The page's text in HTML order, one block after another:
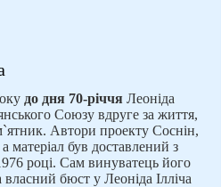
до дня 70-річчя Леоніда
Союзу вдруге за життя,
Автори проекту Соснін,
матеріал був доставлений з
році. Сам винуватець його
бюст у Леоніда Ілліча